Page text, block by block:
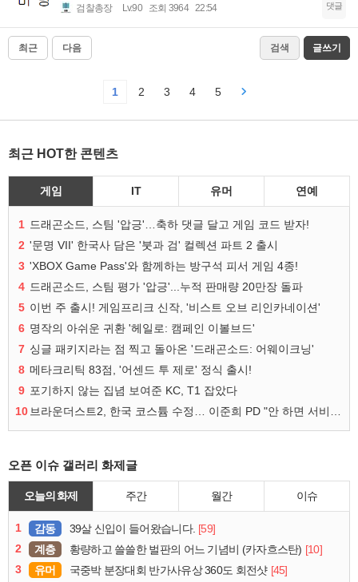
검찰총장 Lv.90 조회 3964 22:54 댓글
최근 다음 검색 글쓰기
1 2 3 4 5
최근 HOT한 콘텐츠
게임 IT 유머 연예
1 드래곤소드, 스팀 '압긍'…축하 댓글 달고 게임 코드 받자!
2 '문명 VII' 한국사 담은 '붓과 검' 컬렉션 파트 2 출시
3 'XBOX Game Pass'와 함께하는 방구석 피서 게임 4종!
4 드래곤소드, 스팀 평가 '압긍'...누적 판매량 20만장 돌파
5 이번 주 출시! 게임프리크 신작, '비스트 오브 리인카네이션'
6 명작의 아쉬운 귀환 '헤일로: 캠페인 이볼브드'
7 싱글 패키지라는 점 찍고 돌아온 '드래곤소드: 어웨이크닝'
8 메타크리틱 83점, '어센드 투 제로' 정식 출시!
9 포기하지 않는 집념 보여준 KC, T1 잡았다
10
브라운더스트2, 한국 코스튬 수정… 이준희 PD "안 하면 서비스 지속 불가"
오픈 이슈 갤러리 화제글
오늘의 화제 주간 월간 이슈
1 감동 39살 신입이 들어왔습니다. [59]
2
계층 황량하고 쓸쓸한 벌판의 어느 기념비 (카자흐스탄) [10]
3
유머 국중박 분장대회 반가사유상 360도 회전샷 [45]